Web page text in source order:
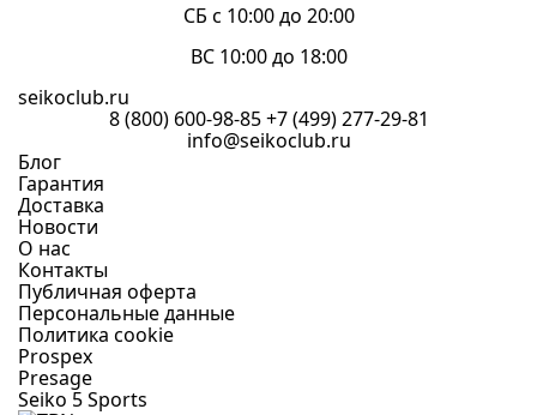
СБ с 10:00 до 20:00
ВС 10:00 до 18:00
seikoclub.ru
8 (800) 600-98-85 +7 (499) 277-29-81
info@seikoclub.ru
Блог
Гарантия
Доставка
Новости
О нас
Контакты
Публичная оферта
Персональные данные
Политика cookie
Prospex
Presage
Seiko 5 Sports